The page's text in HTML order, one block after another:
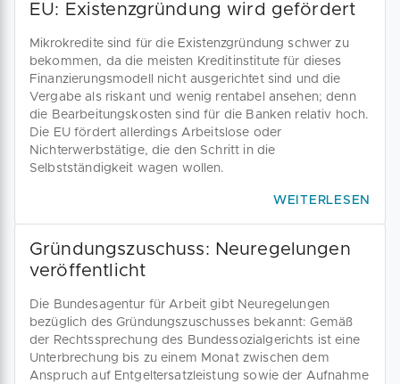
EU: Existenzgründung wird gefördert
Mikrokredite sind für die Existenzgründung schwer zu
bekommen, da die meisten Kreditinstitute für dieses
Finanzierungsmodell nicht ausgerichtet sind und die
Vergabe als riskant und wenig rentabel ansehen; denn
die Bearbeitungskosten sind für die Banken relativ hoch.
Die EU fördert allerdings Arbeitslose oder
Nichterwerbstätige, die den Schritt in die
Selbstständigkeit wagen wollen.
WEITERLESEN
Gründungszuschuss: Neuregelungen
veröffentlicht
Die Bundesagentur für Arbeit gibt Neuregelungen
bezüglich des Gründungszuschusses bekannt: Gemäß
der Rechtssprechung des Bundessozialgerichts ist eine
Unterbrechung bis zu einem Monat zwischen dem
Anspruch auf Entgeltersatzleistung sowie der Aufnahme